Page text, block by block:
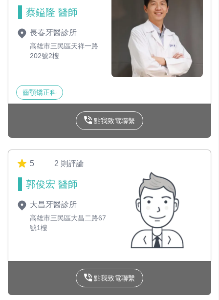
蔡鎰隆 醫師
長春牙醫診所
高雄市三民區天祥一路
202號2樓
齒顎矯正科
點我致電聯繫
5 2 則評論
郭俊宏 醫師
大昌牙醫診所
高雄市三民區大昌二路67
號1樓
點我致電聯繫